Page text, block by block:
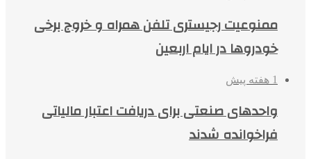
ممنوعیت رجیستری تلفن همراه و خروج برخی
خودروها در ایام اربعین
1 هفته پیش
واحدهای صنعتی برای دریافت اعتبار مالیاتی
فراخوانده شدند